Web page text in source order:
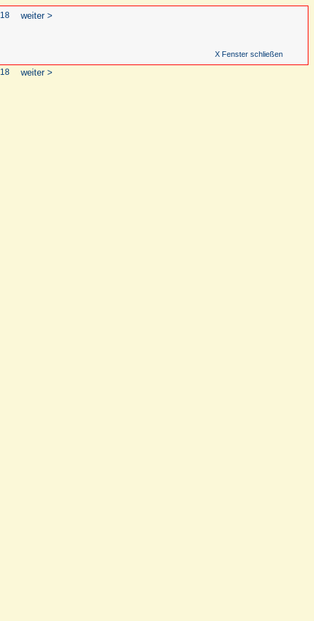
18
weiter >
X Fenster schließen
18 weiter >